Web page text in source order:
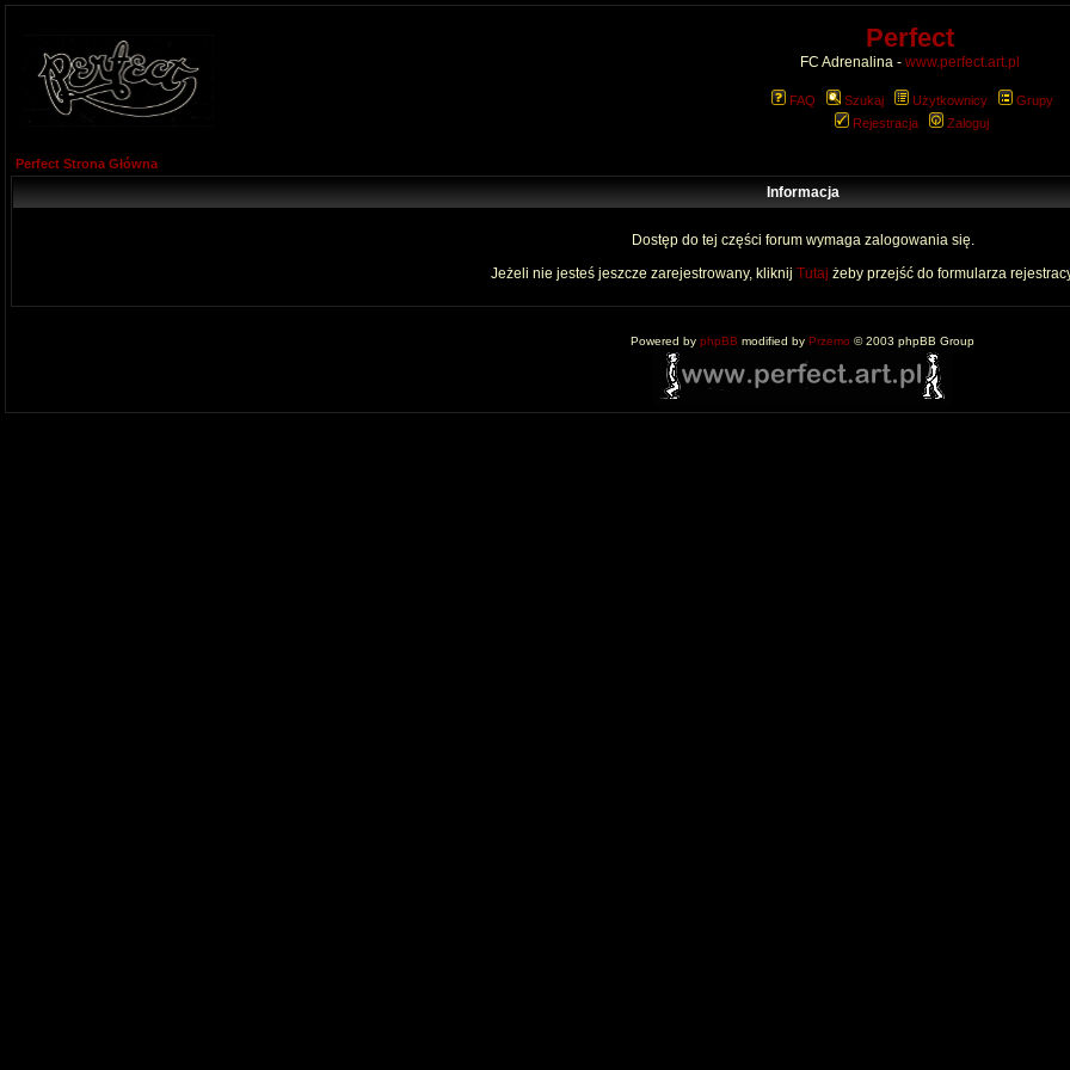
Perfect
FC Adrenalina - www.perfect.art.pl
FAQ Szukaj Użytkownicy
Grupy
Rejestracja
Zaloguj
Perfect Strona Główna
Informacja
Dostęp do tej części forum wymaga zalogowania się.
Jeżeli nie jesteś jeszcze zarejestrowany, kliknij Tutaj żeby przejść do formularza
Powered by phpBB modified by Przemo © 2003 phpBB Group